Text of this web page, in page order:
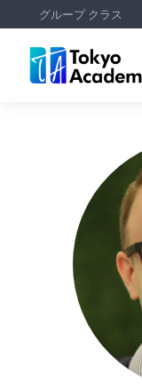
グループ クラス